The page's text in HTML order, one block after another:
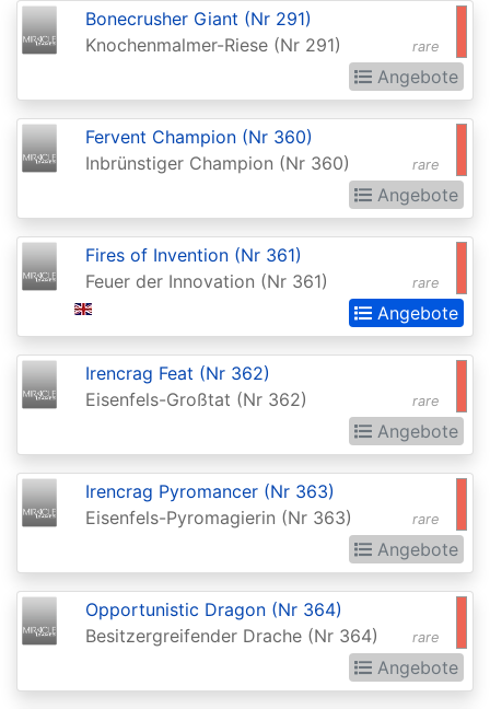
Baldurs
Gate
Legends:
Extras
Realms
Conflux
Conspiracy
Conspiracy:
Take
Crown
Dark
Darksteel
Dissension
rare
Bonecrusher Giant (Nr 291)
Knochenmalmer-Riese (Nr 291)
Angebote
rare
Fervent Champion (Nr 360)
Inbrünstiger Champion (Nr 360)
Angebote
rare
Fires of Invention (Nr 361)
Feuer der Innovation (Nr 361)
Angebote
rare
Irencrag Feat (Nr 362)
Eisenfels-Großtat (Nr 362)
Angebote
rare
Irencrag Pyromancer (Nr 363)
Eisenfels-Pyromagierin (Nr 363)
Angebote
rare
Opportunistic Dragon (Nr 364)
Besitzergreifender Drache (Nr 364)
Angebote